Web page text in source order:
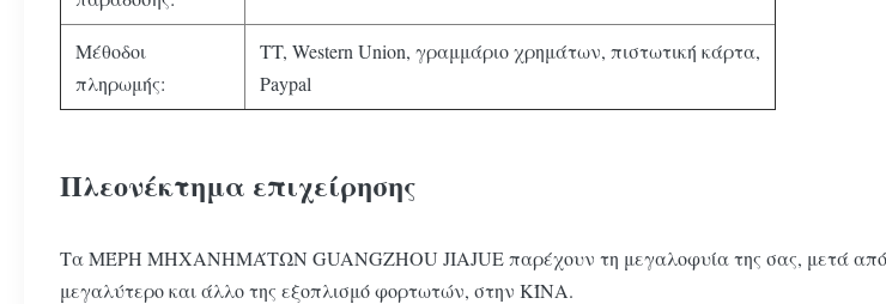
Μέθοδοι
πληρωμής:
TT, Western Union, γραμμάριο χρημάτων, πιστωτική κάρτα,
Paypal
Πλεονέκτημα επιχείρησης
Τα ΜΈΡΗ ΜΗΧΑΝΗΜΆΤΩΝ GUANGZHOU JIAJUE παρέχουν τη μεγαλοφυία της σας, μετά από
μεγαλύτερο και άλλο της εξοπλισμό φορτωτών, στην ΚΊΝΑ.